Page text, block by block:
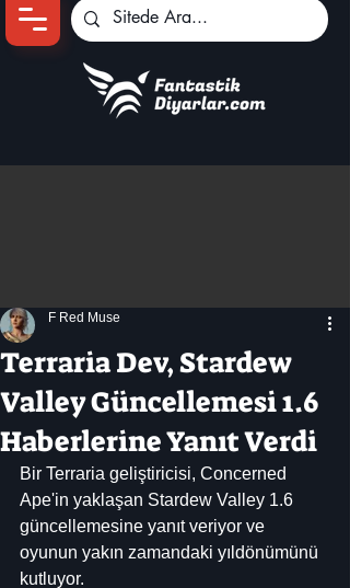
Black Desert
Dizi-Film Haberleri
Terraria Dev, Stardew
Valley Güncellemesi 1.6
Haberlerine Yanıt Verdi
F Red Muse
Bir Terraria geliştiricisi, Concerned
Ape'in yaklaşan Stardew Valley 1.6
güncellemesine yanıt veriyor ve
oyunun yakın zamandaki yıldönümünü
kutluyor.